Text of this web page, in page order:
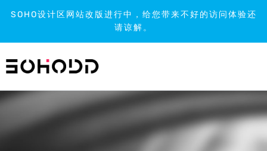
SOHO设计区网站改版进行中，给您带来不好的访问体验还
请谅解。
到
容